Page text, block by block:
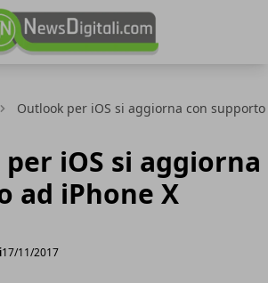
Outlook per iOS si aggiorna con supporto
iOS si aggiorna
ad iPhone X
17/11/2017